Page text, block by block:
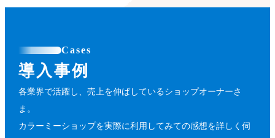
Cases
導入事例
各業界で活躍し、売上を伸ばしているショップオーナーさ
ま。
カラーミーショップを実際に利用してみての感想を詳しく伺